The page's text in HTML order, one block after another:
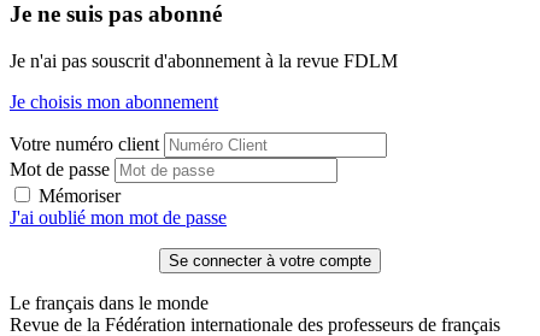
Je ne suis pas abonné
Je n'ai pas souscrit d'abonnement à la revue FDLM
Je choisis mon abonnement
Votre numéro client
Mot de passe
Mémoriser
J'ai oublié mon mot de passe
Le français dans le monde
Revue de la Fédération internationale des professeurs de français